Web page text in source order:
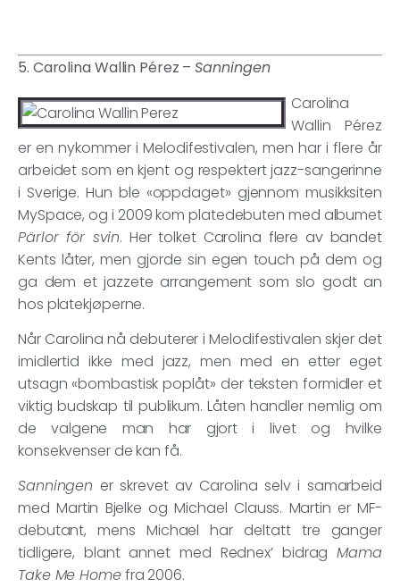
5. Carolina Wallin Pérez –Sanningen
Carolina
Wallin Pérez
er en nykommer i Melodifestivalen, men har i flere år
arbeidet som en kjent og respektert jazz-sangerinne
i Sverige. Hun ble «oppdaget» gjennom musikksiten
MySpace, og i 2009 kom platedebuten med albumet
Pärlor för svin. Her tolket Carolina flere av bandet
Kents låter, men gjorde sin egen touch på dem og
ga dem et jazzete arrangement som slo godt an
hos platekjøperne.
Når Carolina nå debuterer i Melodifestivalen skjer det
imidlertid ikke med jazz, men med en etter eget
utsagn «bombastisk poplåt» der teksten formidler et
viktig budskap til publikum. Låten handler nemlig om
de valgene man har gjort i livet og hvilke
konsekvenser de kan få.
Sanningen er skrevet av Carolina selv i samarbeid
med Martin Bjelke og Michael Clauss. Martin er MF-
debutant, mens Michael har deltatt tre ganger
tidligere, blant annet med Rednex’ bidragMama
Take Me Homefra 2006.